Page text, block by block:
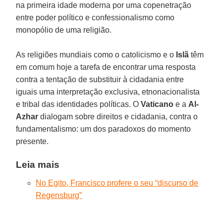
na primeira idade moderna por uma copenetração
entre poder político e confessionalismo como
monopólio de uma religião.
As religiões mundiais como o catolicismo e o Islã têm
em comum hoje a tarefa de encontrar uma resposta
contra a tentação de substituir à cidadania entre
iguais uma interpretação exclusiva, etnonacionalista
e tribal das identidades políticas. OVaticano e a Al-
Azhar dialogam sobre direitos e cidadania, contra o
fundamentalismo: um dos paradoxos do momento
presente.
Leia mais
No Egito, Francisco profere o seu “discurso de
Regensburg”